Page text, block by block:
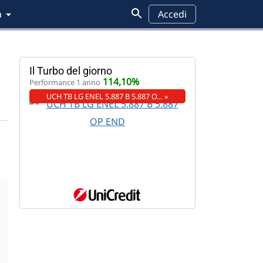
Accedi
Il Turbo del giorno
Performance 1 anno 114,10%
UCH TB LG ENEL 5.887 B 5.887 O… »